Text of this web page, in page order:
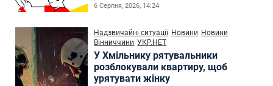
6 Серпня, 2026, 14:24
Надзвичайні ситуації Новини Новини
Вінниччини УКР.НЕТ
У Хмільнику рятувальники
розблокували квартиру, щоб
урятувати жінку